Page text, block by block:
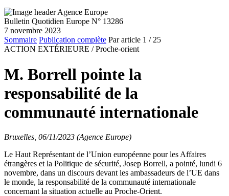
Bulletin Quotidien Europe N° 13286
7 novembre 2023
Sommaire Publication complète Par article 1 / 25
ACTION EXTÉRIEURE / Proche-orient
M. Borrell pointe la
responsabilité de la
communauté internationale
Bruxelles, 06/11/2023 (Agence Europe)
Le Haut Représentant de l’Union européenne pour les Affaires
étrangères et la Politique de sécurité, Josep Borrell, a pointé, lundi 6
novembre, dans un discours devant les ambassadeurs de l’UE dans
le monde, la responsabilité de la communauté internationale
concernant la situation actuelle au Proche-Orient.